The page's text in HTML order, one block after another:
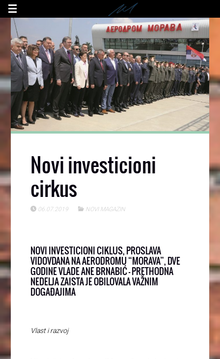
Novi investicioni
cirkus
06.07.2019 NOVI MAGAZIN
NOVI INVESTICIONI CIKLUS, PROSLAVA
VIDOVDANA NA AERODROMU “MORAVA”, DVE
GODINE VLADE ANE BRNABIĆ – PRETHODNA
NEDELJA ZAISTA JE OBILOVALA VAŽNIM
DOGAĐAJIMA
Vlast i razvoj